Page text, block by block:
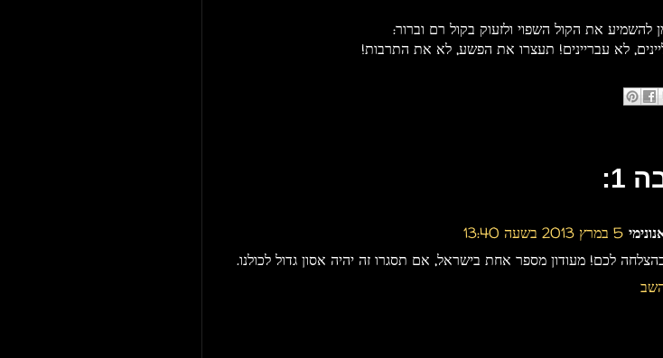
להשמיע את הקול השפוי ולזעוק בקול רם וברור:
לא עבריינים! תעצרו את הפשע, לא את התרבות!
1:
5 במרץ 2013 בשעה 13:40
לכם! מעודון מספר אחת בישראל, אם תסגרו זה יהיה אסון גדול לכולנו.